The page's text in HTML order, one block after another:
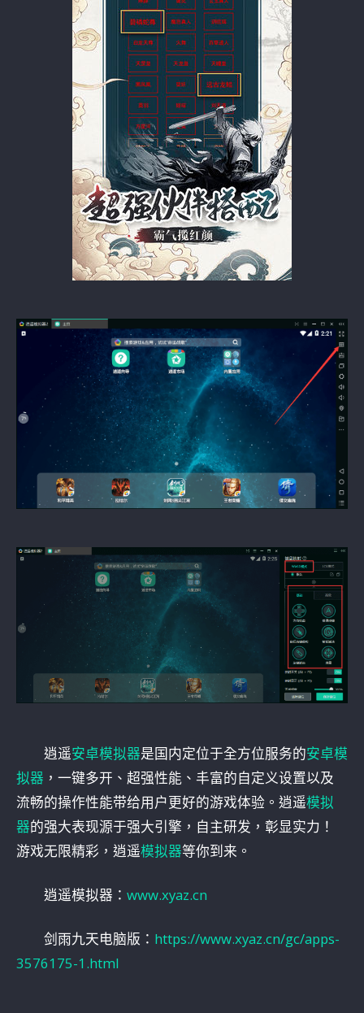
逍遥安卓模拟器是国内定位于全方位服务的安卓模
拟器 ，一键多开、超强性能、丰富的自定义设置以及
流畅的操作性能带给用户更好的游戏体验。逍遥模拟
器的强大表现源于强大引擎，自主研发，彰显实力！
游戏无限精彩，逍遥模拟器等你到来。
逍遥模拟器： www.xyaz.cn
剑雨九天电脑版： https://www.xyaz.cn/gc/apps-
3576175-1.html